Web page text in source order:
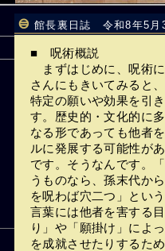
館長裏日誌 令和8年5月
■ 呪術概説
まずはじめに、呪術
さんにもきいてみると
特定の願いや効果を引
す。歴史的・文化的に
なる形であっても他者
ルに発展する可能性が
です。そうなんです。
うものなら、孫末代か
を呪わば穴二つ」とい
言葉には他者を害する
り」や「願掛け」によ
を成就させたりするた